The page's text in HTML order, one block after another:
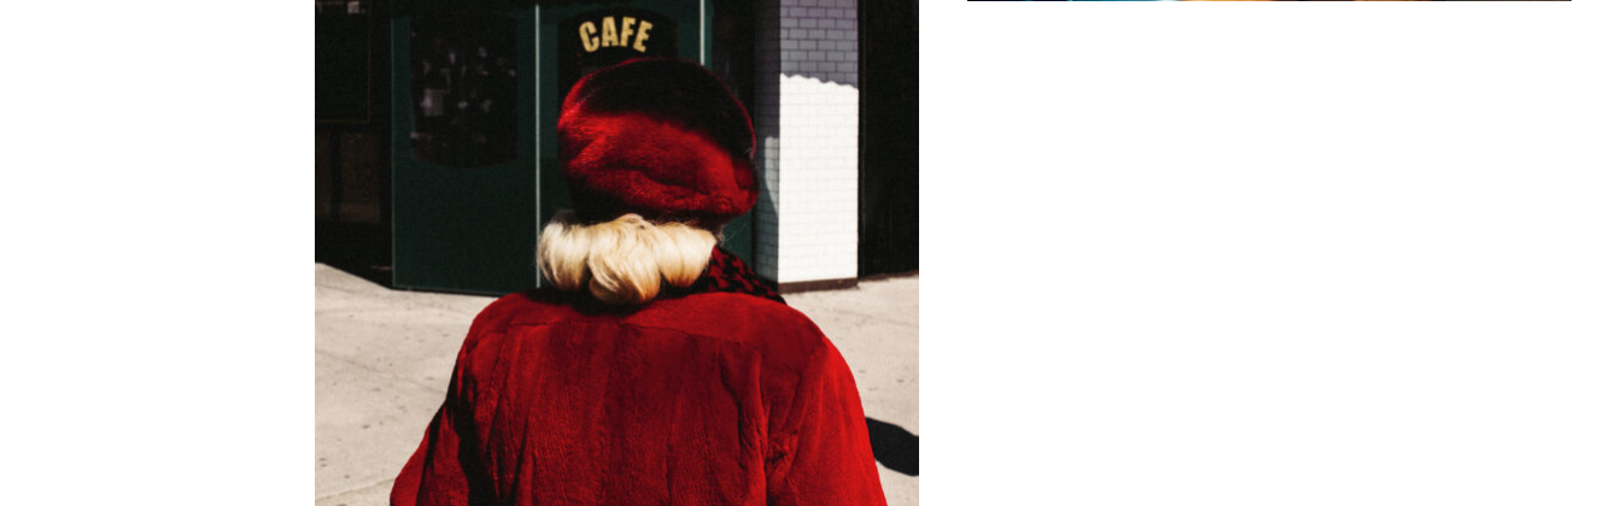
PORTFOLIO